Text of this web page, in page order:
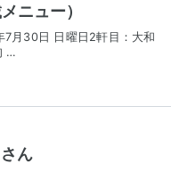
ニュー）
月30日 日曜日2軒目：大和
…
ん